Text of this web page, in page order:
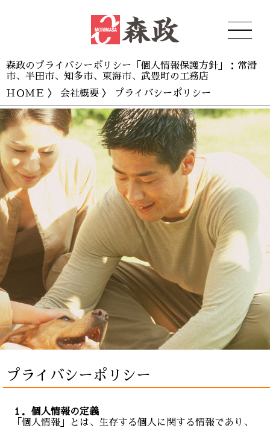
森政のプライバシーポリシー「個人情報保護方針」：常滑
市、半田市、知多市、東海市、武豊町の工務店
ＨＯＭＥ 〉 会社概要 〉 プライバシーポリシー
プライバシーポリシー
１．個人情報の定義
「個人情報」とは、生存する個人に関する情報であり、